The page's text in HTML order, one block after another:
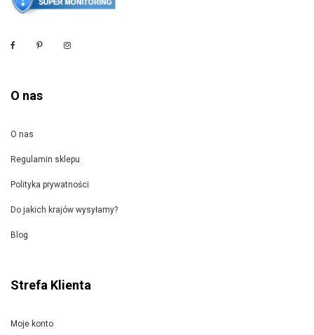
O nas
O nas
Regulamin sklepu
Polityka prywatności
Do jakich krajów wysyłamy?
Blog
Strefa Klienta
Moje konto